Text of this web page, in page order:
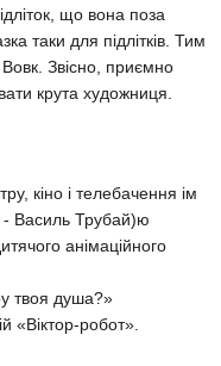
що вона поза
таки для підлітків. Тим
Звісно, приємно
крута художниця.
кіно і телебачення ім
- Василь Трубай)ю
анімаційного
твоя душа?»
«Віктор-робот».